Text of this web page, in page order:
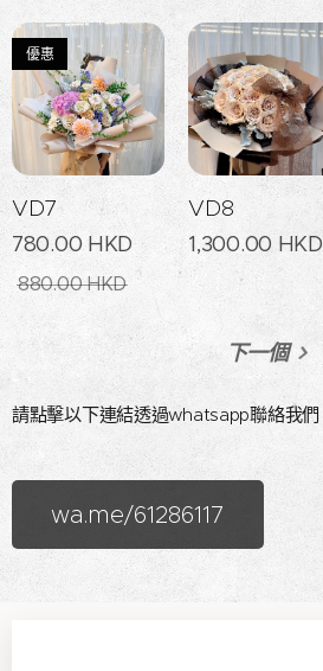
VD7
優惠
780.00HKD
880.00HKD
VD8
1,300.00 HKD
下一個
請點擊以下連結透過whatsapp聯絡我們
wa.me/61286117